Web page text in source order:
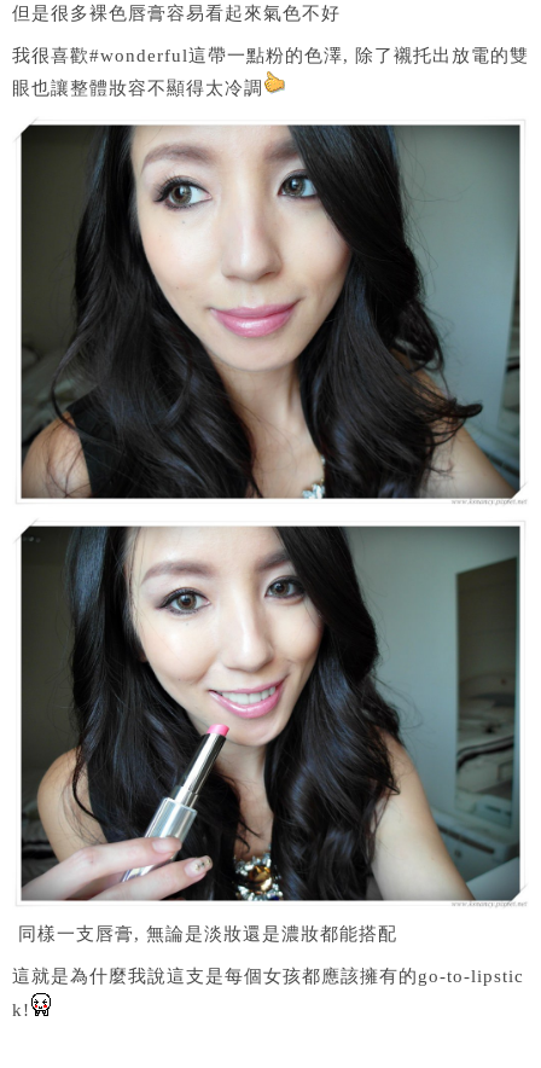
但是很多裸色唇膏容易看起來氣色不好
我很喜歡#wonderful這帶一點粉的色澤, 除了襯托出放電的雙
眼也讓整體妝容不顯得太冷調
同樣一支唇膏, 無論是淡妝還是濃妝都能搭配
這就是為什麼我說這支是每個女孩都應該擁有的go-to-lipstic
k!